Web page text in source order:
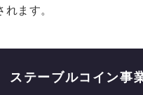
ます。
ステーブルコイン事